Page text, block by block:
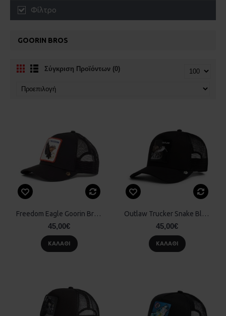
Φίλτρο
GOORIN BROS
Σύγκριση Προϊόντων (0)
Freedom Eagle Goorin Bros Μαύρο
45,00€
ΚΑΛΆΘΙ
Outlaw Trucker Snake Black Goorin Bros
45,00€
ΚΑΛΆΘΙ